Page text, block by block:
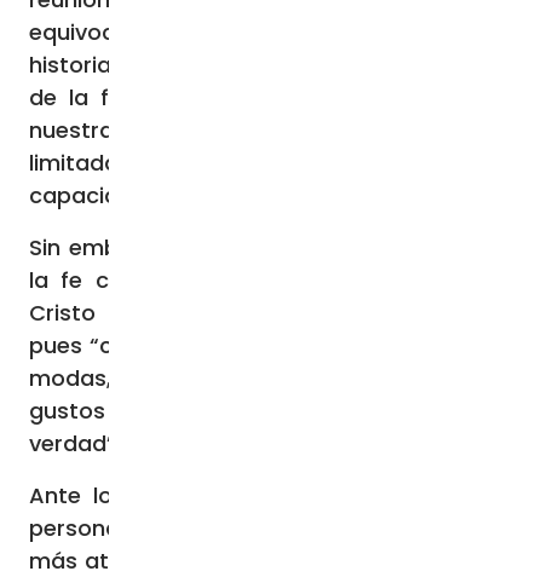
equivocados. Los ha habido a lo largo de la
historia de la Iglesia. Estamos en el camino
de la fe, no de la visión, y la inteligencia,
nuestra comprensión del misterio, es
limitada como nuestra cabeza, nuestras
capacidades”.
Sin embargo, subrayó que “siempre hay en
la fe cosas que se deben aceptar como
Cristo las dijo, sin buscarle acomodos”,
pues “cuando se le buscan acomodos a las
modas, a los tiempos modernos, a los
gustos de la gente, se empieza a falsear la
verdad”.
Ante los cuestionamientos sobre el estilo
personal del Cardenal —que suele recibir
más atención mediática que el fondo de su